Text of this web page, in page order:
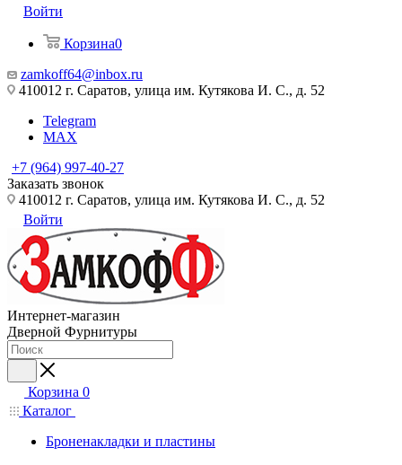
Войти
Корзина0
zamkoff64@inbox.ru
410012 г. Саратов, улица им. Кутякова И. С., д. 52
Telegram
MAX
+7 (964) 997-40-27
Заказать звонок
410012 г. Саратов, улица им. Кутякова И. С., д. 52
Войти
Интернет-магазин
Дверной Фурнитуры
Корзина 0
Каталог
Броненакладки и пластины